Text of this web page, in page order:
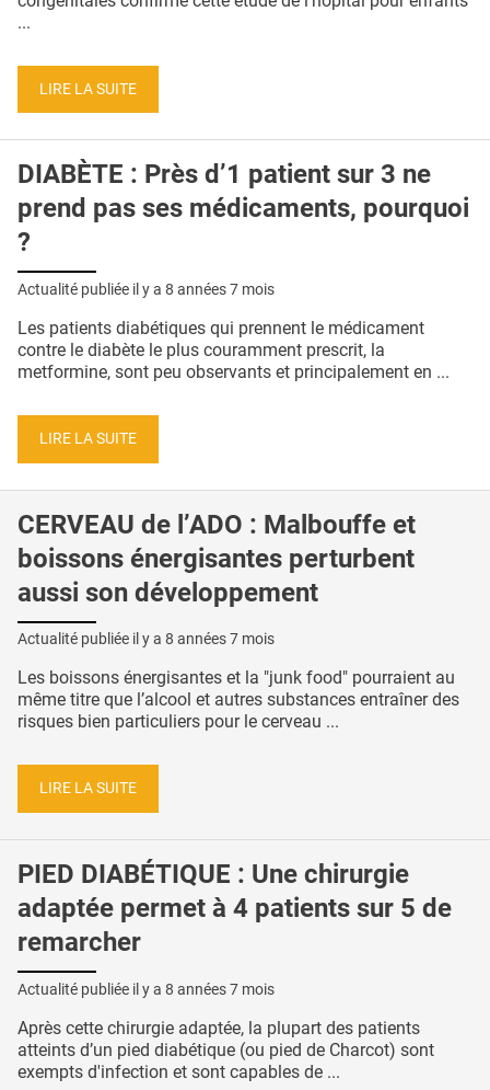
...
LIRE LA SUITE
DIABÈTE : Près d’1 patient sur 3 ne
prend pas ses médicaments, pourquoi
?
Actualité publiée il y a 8 années 7 mois
Les patients diabétiques qui prennent le médicament
contre le diabète le plus couramment prescrit, la
metformine, sont peu observants et principalement en ...
LIRE LA SUITE
CERVEAU de l’ADO : Malbouffe et
boissons énergisantes perturbent
aussi son développement
Actualité publiée il y a 8 années 7 mois
Les boissons énergisantes et la "junk food" pourraient au
même titre que l’alcool et autres substances entraîner des
risques bien particuliers pour le cerveau ...
LIRE LA SUITE
PIED DIABÉTIQUE : Une chirurgie
adaptée permet à 4 patients sur 5 de
remarcher
Actualité publiée il y a 8 années 7 mois
Après cette chirurgie adaptée, la plupart des patients
atteints d’un pied diabétique (ou pied de Charcot) sont
exempts d'infection et sont capables de ...